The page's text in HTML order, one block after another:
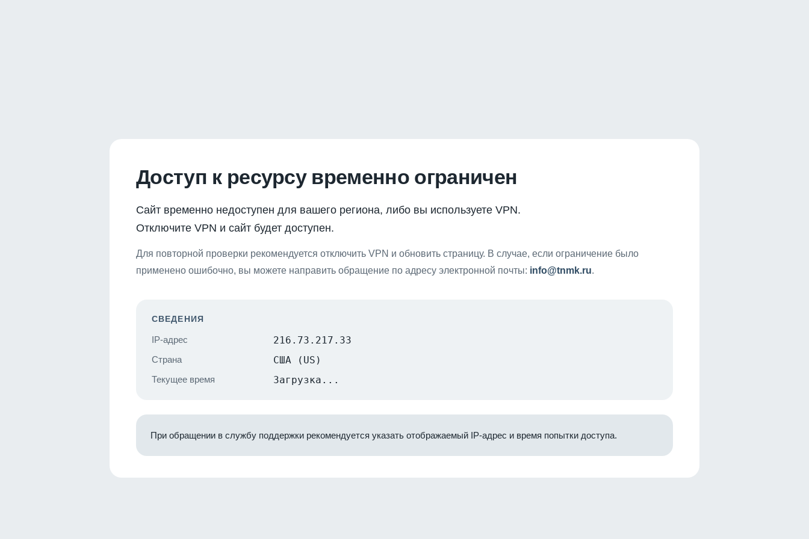
Доступ к ресурсу временно ограничен
Сайт временно недоступен для вашего региона, либо вы используете VPN.
Отключите VPN и сайт будет доступен.
Для повторной проверки рекомендуется отключить VPN и обновить страницу. В случае, если ограничение было
применено ошибочно, вы можете направить обращение по адресу электронной почты: info@tnmk.ru.
СВЕДЕНИЯ
IP-адрес 216.73.217.33
Страна США (US)
Текущее время Загрузка...
При обращении в службу поддержки рекомендуется указать отображаемый IP-адрес и время попытки доступа.